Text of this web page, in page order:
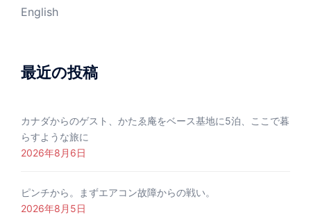
English
最近の投稿
カナダからのゲスト、かたゑ庵をベース基地に5泊、ここで暮
らすような旅に
2026年8月6日
ピンチから。まずエアコン故障からの戦い。
2026年8月5日